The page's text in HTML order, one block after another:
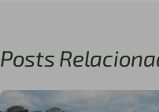
Posts